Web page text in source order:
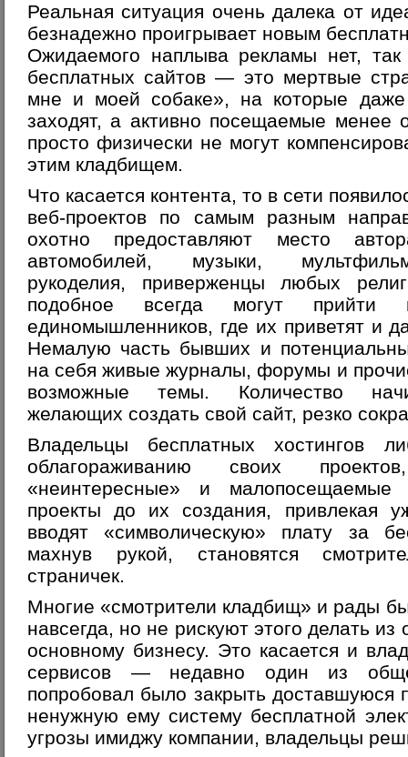
Реальная ситуация очень далека от
безнадежно проигрывает новым
Ожидаемого наплыва рекламы нет,
бесплатных сайтов — это мертвые
мне и моей собаке», на которые
заходят, а активно посещаемые менее
просто физически не могут
этим кладбищем.
Что касается контента, то в сети
веб-проектов по самым разным
охотно предоставляют место
автомобилей, музыки,
рукоделия, приверженцы любых
подобное всегда могут прийти
единомышленников, где их приветят и
Немалую часть бывших и
на себя живые журналы, форумы и
возможные темы. Количество
желающих создать свой сайт, резко
Владельцы бесплатных хостингов
облагораживанию своих
«неинтересные» и
проекты до их создания, привлекая
вводят «символическую» плату за
махнув рукой, становятся
страничек.
Многие «смотрители кладбищ» и рады
навсегда, но не рискуют этого делать
основному бизнесу. Это касается и
сервисов — недавно один из
попробовал было закрыть доставшуюся
ненужную ему систему бесплатной
угрозы имиджу компании, владельцы